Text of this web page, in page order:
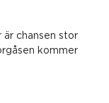
chansen stor
kommer